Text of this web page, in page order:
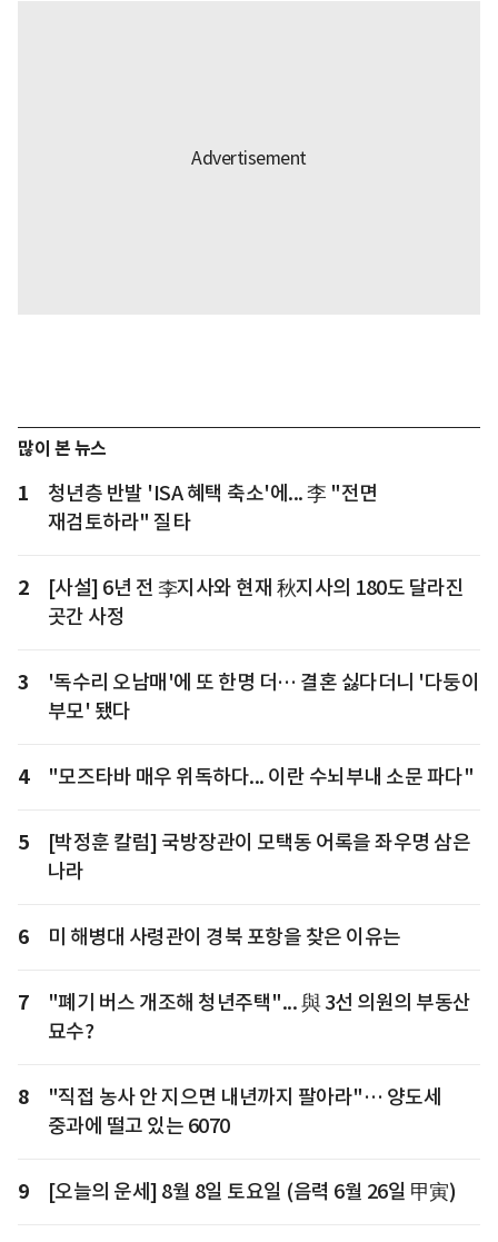
많이 본 뉴스
1
청년층 반발 'ISA 혜택 축소'에... 李 "전면
재검토하라" 질타
2
[사설] 6년 전 李지사와 현재 秋지사의 180도 달라진
곳간 사정
3
'독수리 오남매'에 또 한명 더… 결혼 싫다더니 '다둥이
부모' 됐다
4 "모즈타바 매우 위독하다... 이란 수뇌부내 소문 파다"
5
[박정훈 칼럼] 국방장관이 모택동 어록을 좌우명 삼은
나라
6 미 해병대 사령관이 경북 포항을 찾은 이유는
7
"폐기 버스 개조해 청년주택"... 與 3선 의원의 부동산
묘수?
8
"직접 농사 안 지으면 내년까지 팔아라"… 양도세
중과에 떨고 있는 6070
9 [오늘의 운세] 8월 8일 토요일 (음력 6월 26일 甲寅)